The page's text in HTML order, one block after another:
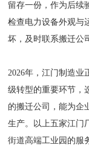
留存一份，作为后续
检查电力设备外观与
坏，及时联系搬迁公
2026年，江门制造业
级转型的重要环节，
的搬迁公司，能为企
生产。以上五家江门
街道高端工业园的服